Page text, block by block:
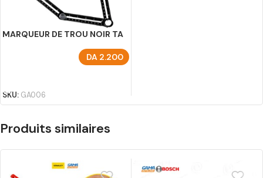
MARQUEUR DE TROU NOIR TA
DA 2.200
SKU: GA006
Produits similaires